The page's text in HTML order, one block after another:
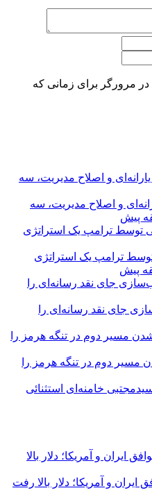
در مرورگر برای زمانی که
و اصلاح مدیریت، سه
توسط ترامپ یک استراتژی
جای نقد رسانه‌ای را
دوم در تنگه هرمز را
خامنه‌ای استثنائی
ایران و آمریکا؛ دلار بالا رفت